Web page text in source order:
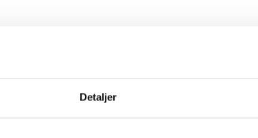
Detaljer
Gratis fragt